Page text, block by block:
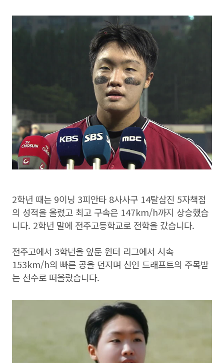
2학년 때는 9이닝 3피안타 8사사구 14탈삼진 5자책점
의 성적을 올렸고 최고 구속은 147km/h까지 상승했습
니다. 2학년 말에 전주고등학교로 전학을 갔습니다.
전주고에서 3학년을 앞둔 윈터 리그에서 시속
153km/h의 빠른 공을 던지며 신인 드래프트의 주목받
는 선수로 떠올랐습니다.